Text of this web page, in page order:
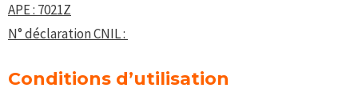
APE : 7021Z
N° déclaration CNIL :
Conditions d’utilisation